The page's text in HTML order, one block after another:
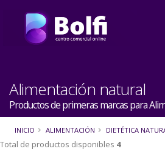
Alimentación natural
Productos de primeras marcas para
INICIO ALIMENTACIÓN DIETÉTICA
Total de productos disponibles 4